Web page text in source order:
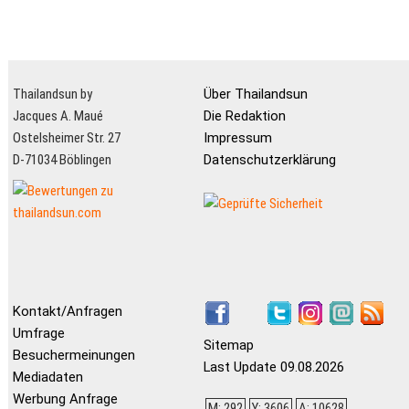
Thailandsun by
Jacques A. Maué
Ostelsheimer Str. 27
D-71034 Böblingen
Über Thailandsun
Die Redaktion
Impressum
Datenschutzerklärung
Kontakt/Anfragen
Umfrage
Besuchermeinungen
Mediadaten
Werbung Anfrage
Sitemap
Last Update 09.08.2026